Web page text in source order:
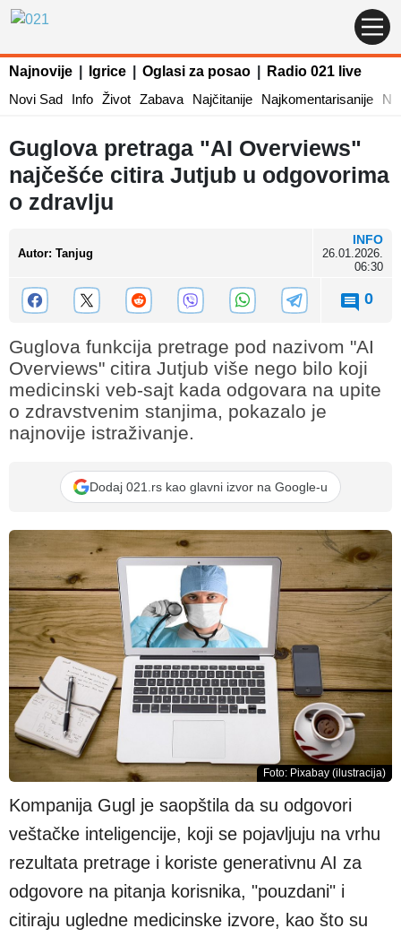
Najnovije Igrice Oglasi za posao
Radio 021 live
Novi Sad
Info Život Zabava Najčitanije Najkomentarisanije
Guglova pretraga "AI Overviews"
najčešće citira Jutjub u odgovorima
o zdravlju
Autor: Tanjug
INFO
26.01.2026.
06:30
0
Guglova funkcija pretrage pod nazivom "AI
Overviews" citira Jutjub više nego bilo koji
medicinski veb-sajt kada odgovara na upite
o zdravstvenim stanjima, pokazalo je
najnovije istraživanje.
Dodaj 021.rs kao glavni izvor na Google-u
Foto: Pixabay (ilustracija)
Kompanija Gugl je saopštila da su odgovori
veštačke inteligencije, koji se pojavljuju na vrhu
rezultata pretrage i koriste generativnu AI za
odgovore na pitanja korisnika, "pouzdani" i
citiraju ugledne medicinske izvore, kao što su